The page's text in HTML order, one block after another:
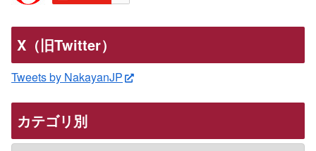
X（旧Twitter）
Tweets by NakayanJP
カテゴリ別